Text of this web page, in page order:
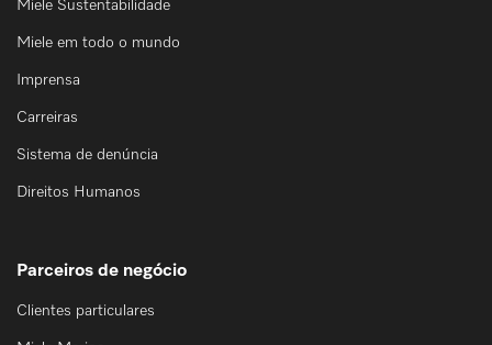
Miele Sustentabilidade
Miele em todo o mundo
Imprensa
Carreiras
Sistema de denúncia
Direitos Humanos
Parceiros de negócio
Clientes particulares